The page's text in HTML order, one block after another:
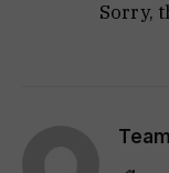
Sorry,